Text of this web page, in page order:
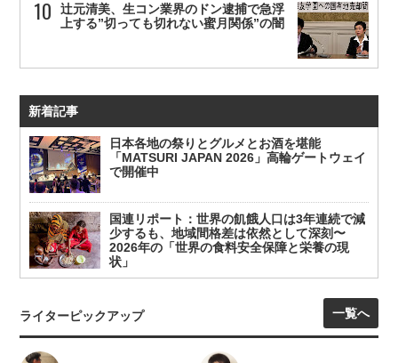
辻元清美、生コン業界のドン逮捕で急浮
上する”切っても切れない蜜月関係”の闇
新着記事
日本各地の祭りとグルメとお酒を堪能
「MATSURI JAPAN 2026」高輪ゲートウェイ
で開催中
国連リポート：世界の飢餓人口は3年連続で減
少するも、地域間格差は依然として深刻〜
2026年の「世界の食料安全保障と栄養の現
状」
ライターピックアップ 一覧へ